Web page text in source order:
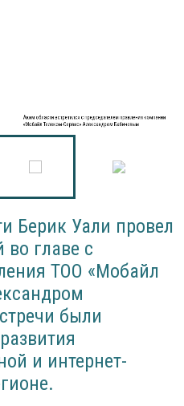
Аким области встретился с председателем правления компании
«Мобайл Телеком-Сервис» Александром Бабичевым
Берик Уали провел
во главе с
ТОО «Мобайл
были
и интернет-